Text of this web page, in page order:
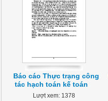
Báo cáo Thực trạng công
tác hạch toán kế toán
Lượt xem: 1378